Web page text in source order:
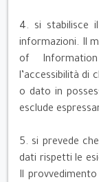
4. si stabilisce
informazioni. Il
of
l’accessibilità di
o dato in
esclude
5. si prevede
dati rispetti le
Il